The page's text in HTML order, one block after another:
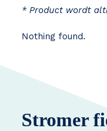
* Product wordt
Nothing found.
Stromer